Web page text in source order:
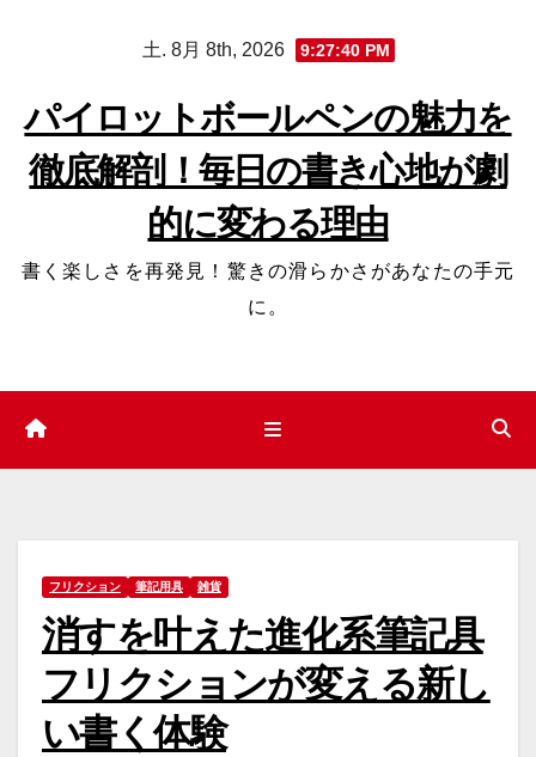
土. 8月 8th, 2026 9:27:41 PM
パイロットボールペンの魅力を
徹底解剖！毎日の書き心地が劇
的に変わる理由
書く楽しさを再発見！驚きの滑らかさがあなたの手元
に。
フリクション 筆記用具 雑貨
消すを叶えた進化系筆記具
フリクションが変える新し
い書く体験